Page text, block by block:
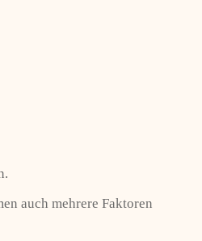
auch mehrere Faktoren